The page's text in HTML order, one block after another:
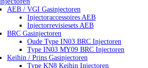
AEB / VGI Gasinjectoren
Injectoraccessoires AEB
Injectorrevisiesets AEB
BRC Gasinjectoren
Oude Type IN03 BRC Injectoren
Type IN03 MY09 BRC Injectoren
Keihin / Prins Gasinjectoren
Type KN8 Keihin Injectoren